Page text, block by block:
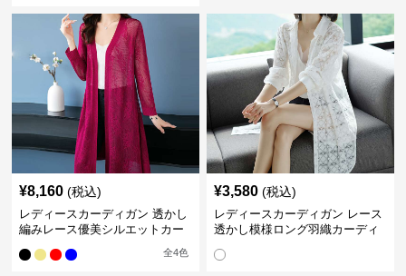
¥8,160 (税込)
レディースカーディガン 透かし
編みレース優美シルエットカー
ディガン ロング丈カーディガ
ン
全4色
¥3,580 (税込)
レディースカーディガン レース
透かし模様ロング羽織カーディ